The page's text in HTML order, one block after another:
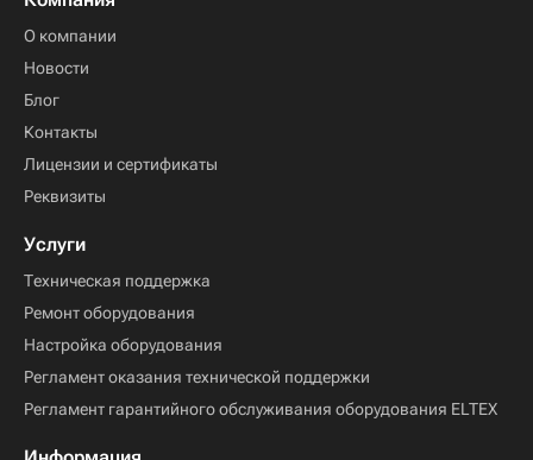
О компании
Новости
Блог
Контакты
Лицензии и сертификаты
Реквизиты
Услуги
Техническая поддержка
Ремонт оборудования
Настройка оборудования
Регламент оказания технической поддержки
Регламент гарантийного обслуживания оборудования ELTEX